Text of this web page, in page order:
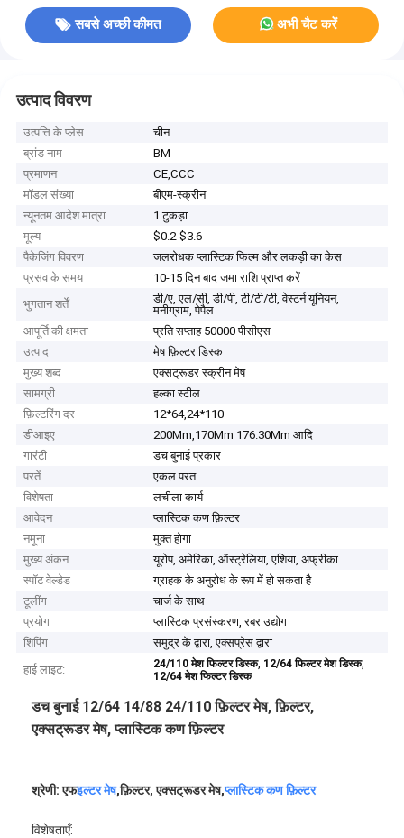
सबसे अच्छी कीमत अभी चैट करें
उत्पाद विवरण
उत्पत्ति के प्लेस
चीन
ब्रांड नाम
BM
प्रमाणन
CE,CCC
मॉडल संख्या
बीएम-स्क्रीन
न्यूनतम आदेश मात्रा
1 टुकड़ा
मूल्य
$0.2-$3.6
पैकेजिंग विवरण
जलरोधक प्लास्टिक फिल्म और लकड़ी का केस
प्रसव के समय
10-15 दिन बाद जमा राशि प्राप्त करें
भुगतान शर्तें
डी/ए, एल/सी, डी/पी, टी/टी/टी, वेस्टर्न यूनियन,
मनीग्राम, पेपैल
आपूर्ति की क्षमता
प्रति सप्ताह 50000 पीसीएस
उत्पाद
मेष फ़िल्टर डिस्क
मुख्य शब्द
एक्सट्रूडर स्क्रीन मेष
सामग्री
हल्का स्टील
फ़िल्टरिंग दर
12*64,24*110
डीआइए
200Mm,170Mm 176.30Mm आदि
गारंटी
डच बुनाई प्रकार
परतें
एकल परत
विशेषता
लचीला कार्य
आवेदन
प्लास्टिक कण फ़िल्टर
नमूना
मुक्त होगा
मुख्य अंकन
यूरोप, अमेरिका, ऑस्ट्रेलिया, एशिया, अफ्रीका
स्पॉट वेल्डेड
ग्राहक के अनुरोध के रूप में हो सकता है
टूलींग
चार्ज के साथ
प्रयोग
प्लास्टिक प्रसंस्करण, रबर उद्योग
शिपिंग
समुद्र के द्वारा, एक्सप्रेस द्वारा
हाई लाइट:
24/110 मेश फिल्टर डिस्क, 12/64 फिल्टर मेश डिस्क,
12/64 मेश फिल्टर डिस्क
डच बुनाई 12/64 14/88 24/110 फ़िल्टर मेष, फ़िल्टर,
एक्सट्रूडर मेष, प्लास्टिक कण फ़िल्टर
श्रेणी: एफइल्टर मेष,फ़िल्टर, एक्सट्रूडर मेष,प्लास्टिक कण फ़िल्टर
विशेषताएँ: